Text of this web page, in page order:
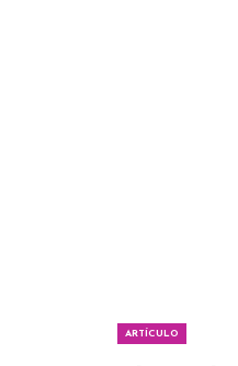
ARTÍCULO